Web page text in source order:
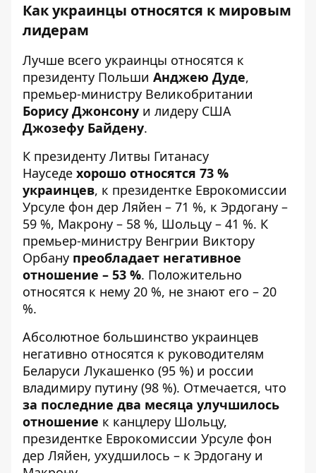
Как украинцы относятся к мировым
лидерам
Лучше всего украинцы относятся к
президенту Польши Анджею Дуде,
премьер-министру Великобритании
Борису Джонсону и лидеру США
Джозефу Байдену.
К президенту Литвы Гитанасу
Науседе хорошо относятся 73 %
украинцев, к президентке Еврокомиссии
Урсуле фон дер Ляйен – 71 %, к Эрдогану –
59 %, Макрону – 58 %, Шольцу – 41 %. К
премьер-министру Венгрии Виктору
Орбану преобладает негативное
отношение – 53 %. Положительно
относятся к нему 20 %, не знают его – 20
%.
Абсолютное большинство украинцев
негативно относятся к руководителям
Беларуси Лукашенко (95 %) и россии
владимиру путину (98 %). Отмечается, что
за последние два месяца улучшилось
отношение к канцлеру Шольцу,
президентке Еврокомиссии Урсуле фон
дер Ляйен, ухудшилось – к Эрдогану и